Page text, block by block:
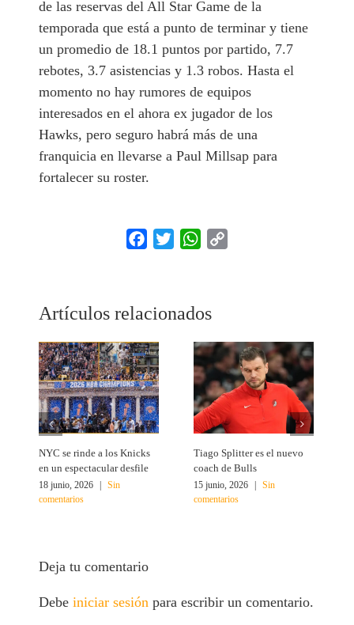
de las reservas del All Star Game de la
temporada que está a punto de terminar y tiene
un promedio de 18.1 puntos por partido, 7.7
rebotes, 3.7 asistencias y 1.3 robos. Hasta el
momento no hay rumores de equipos
interesados en el ahora ex jugador de los
Hawks, pero seguro habrá más de una
franquicia en llevarse a Paul Millsap para
fortalecer su roster.
Facebook
Twitter WhatsApp
Artículos relacionados
NYC se rinde a los Knicks
en un espectacular desfile
18 junio, 2026
Sin
comentarios
Tiago Splitter es el nuevo
coach de Bulls
15 junio, 2026
Sin
comentarios
Deja tu comentario
Debeiniciar sesiónpara escribir un comentario.